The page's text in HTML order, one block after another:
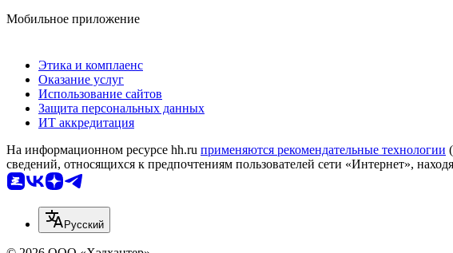
Мобильное приложение
Этика и комплаенс
Оказание услуг
Использование сайтов
Защита персональных данных
ИТ аккредитация
На информационном ресурсе hh.ru применяются рекомендательные технологии
сведений, относящихся к предпочтениям пользователей сети «Интернет»,
Русский